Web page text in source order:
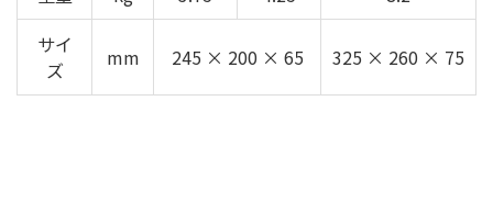
サイ
ズ
mm 245 × 200 × 65 325 × 260 × 75